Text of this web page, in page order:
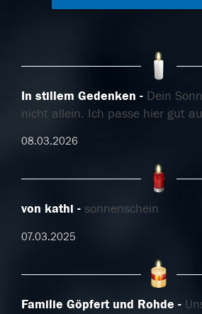
In stillem Gedenken
Dein
nicht allein. Ich passe hier gut
08.03.2026
von kathi sonnenschein
07.03.2025
Familie Göpfert und Rohde